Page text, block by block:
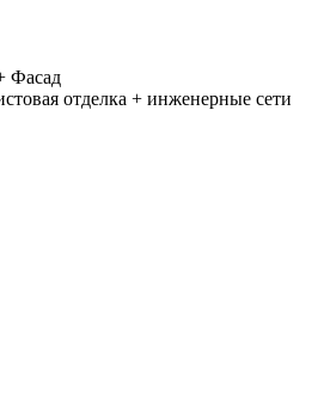
Фасад
отделка + инженерные сети